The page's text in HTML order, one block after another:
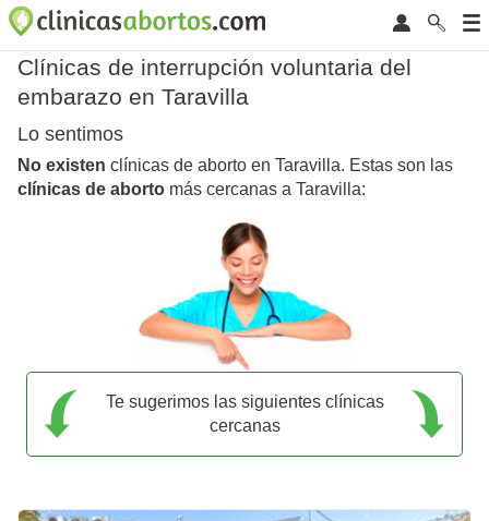
Clínicas de interrupción voluntaria del
embarazo en Taravilla
Lo sentimos
No existen clínicas de aborto en Taravilla. Estas son las
clínicas de aborto más cercanas a Taravilla:
Te sugerimos las siguientes clínicas
cercanas